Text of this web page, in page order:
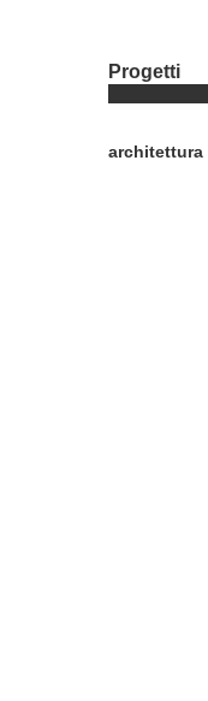
Progetti
architettura